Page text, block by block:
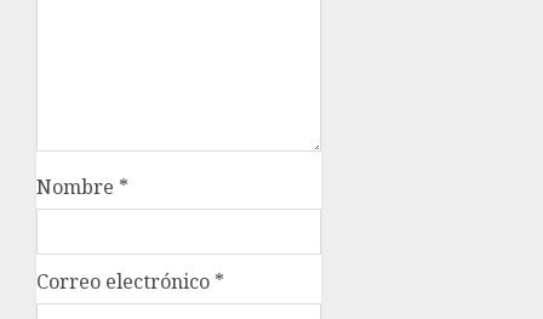
Nombre *
Correo electrónico *